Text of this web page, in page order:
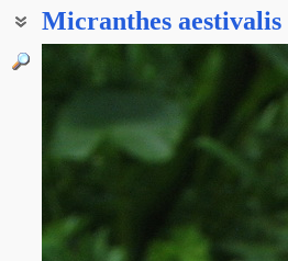
Micranthes aestivalis
Камнеломка Нельсона летняя